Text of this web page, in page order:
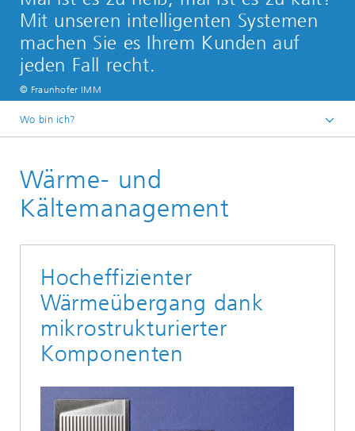
Mit unseren intelligenten Systemen
machen Sie es Ihrem Kunden auf
jeden Fall recht.
© Fraunhofer IMM
Wo bin ich?
Geschäftsbereich Dezentrale & Mobile
Wasserstofftechnik
Wärme- und
Kältemanagement
Hocheffizienter
Wärmeübergang dank
mikrostrukturierter
Komponenten